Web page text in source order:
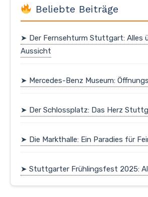
Beliebte Beiträge
➤ Der Fernsehturm Stuttgart: Alles
Aussicht
➤ Mercedes-Benz Museum:
➤ Der Schlossplatz: Das Herz
➤ Die Markthalle: Ein Paradies für
➤ Stuttgarter Frühlingsfest 2025: